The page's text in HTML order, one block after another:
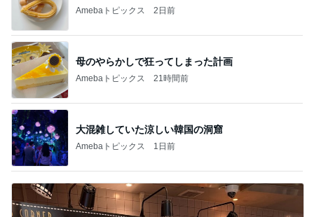
Amebaトピックス 2日前
母のやらかしで狂ってしまった計画
Amebaトピックス 21時間前
大混雑していた涼しい韓国の洞窟
Amebaトピックス 1日前